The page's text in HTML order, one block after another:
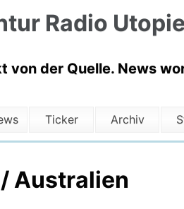
Radio Utopie
der Quelle. News
Ticker Archiv
Australien